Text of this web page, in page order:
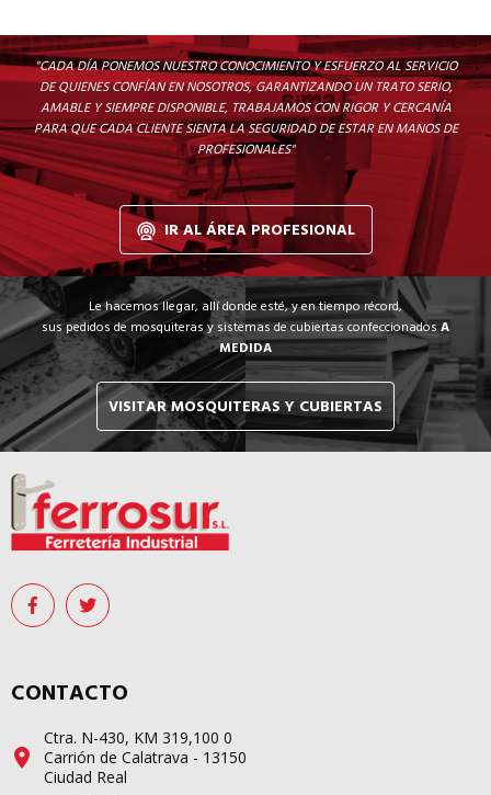
"CADA DÍA PONEMOS NUESTRO CONOCIMIENTO Y ESFUERZO AL SERVICIO
DE QUIENES CONFÍAN EN NOSOTROS, GARANTIZANDO UN TRATO SERIO,
AMABLE Y SIEMPRE DISPONIBLE, TRABAJAMOS CON RIGOR Y CERCANÍA
PARA QUE CADA CLIENTE SIENTA LA SEGURIDAD DE ESTAR EN MANOS DE
PROFESIONALES"
IR AL ÁREA PROFESIONAL
Le hacemos llegar, allí donde esté, y en tiempo récord,
sus pedidos de mosquiteras y sistemas de cubiertas confeccionadosA
MEDIDA
VISITAR MOSQUITERAS Y CUBIERTAS
CONTACTO
Ctra. N-430, KM 319,100 0
Carrión de Calatrava - 13150
Ciudad Real